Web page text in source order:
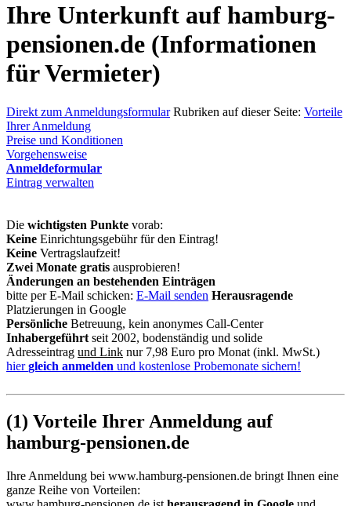
Ihre Unterkunft auf hamburg-
pensionen.de (Informationen
für Vermieter)
Direkt zum Anmeldungsformular Rubriken auf dieser Seite: Vorteile
Ihrer Anmeldung
Preise und Konditionen
Vorgehensweise
Anmeldeformular
Eintrag verwalten
Die wichtigsten Punkte vorab:
Keine Einrichtungsgebühr für den Eintrag!
Keine Vertragslaufzeit!
Zwei Monate gratis ausprobieren!
Änderungen an bestehenden Einträgen
bitte per E-Mail schicken: E-Mail senden Herausragende
Platzierungen in Google
Persönliche Betreuung, kein anonymes Call-Center
Inhabergeführt seit 2002, bodenständig und solide
Adresseintrag und Link nur 7,98 Euro pro Monat (inkl. MwSt.)
hiergleich anmelden und kostenlose Probemonate sichern!
(1) Vorteile Ihrer Anmeldung auf
hamburg-pensionen.de
Ihre Anmeldung bei www.hamburg-pensionen.de bringt Ihnen eine
ganze Reihe von Vorteilen: